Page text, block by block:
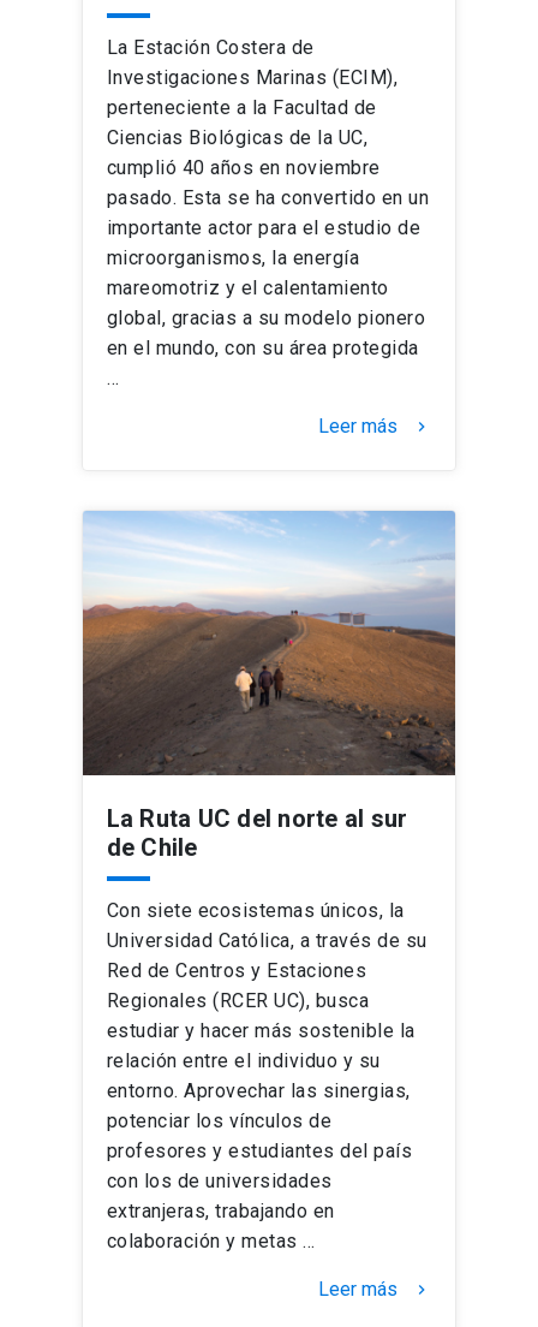
La Estación Costera de
Investigaciones Marinas (ECIM),
perteneciente a la Facultad de
Ciencias Biológicas de la UC,
cumplió 40 años en noviembre
pasado. Esta se ha convertido en un
importante actor para el estudio de
microorganismos, la energía
mareomotriz y el calentamiento
global, gracias a su modelo pionero
en el mundo, con su área protegida
…
Leer más keyboard_arrow_right
La Ruta UC del norte al sur
de Chile
Con siete ecosistemas únicos, la
Universidad Católica, a través de su
Red de Centros y Estaciones
Regionales (RCER UC), busca
estudiar y hacer más sostenible la
relación entre el individuo y su
entorno. Aprovechar las sinergias,
potenciar los vínculos de
profesores y estudiantes del país
con los de universidades
extranjeras, trabajando en
colaboración y metas …
Leer más keyboard_arrow_right